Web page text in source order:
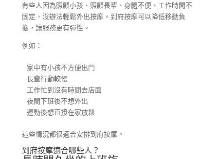
有些人因為照顧小孩、照顧長輩、身體不便、工作時間不
固定，沒辦法輕鬆外出按摩。到府按摩可以降低移動負
擔，讓服務更有彈性。
例如：
家中有小孩不方便出門
長輩行動較慢
工作忙到沒有時間去店面
夜間下班後不想外出
運動後想直接在家放鬆
這些情況都很適合安排到府按摩。
到府按摩適合哪些人？